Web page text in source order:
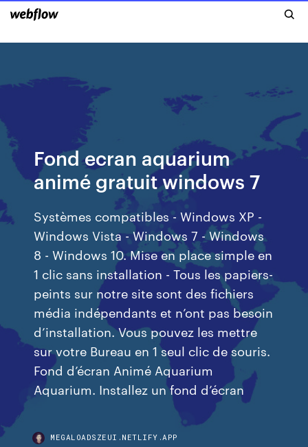
Fond ecran aquarium
animé gratuit windows 7
Systèmes compatibles - Windows XP -
Windows Vista - Windows 7 - Windows
8 - Windows 10. Mise en place simple en
1 clic sans installation - Tous les papiers-
peints sur notre site sont des fichiers
média indépendants et n’ont pas besoin
d’installation. Vous pouvez les mettre
sur votre Bureau en 1 seul clic de souris.
Fond d’écran Animé Aquarium
Aquarium. Installez un fond d’écran
MEGALOADSZEUI.NETLIFY.APP